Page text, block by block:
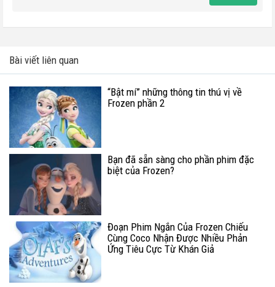
Bài viết liên quan
“Bật mí” những thông tin thú vị về
Frozen phần 2
Bạn đã sẵn sàng cho phần phim đặc
biệt của Frozen?
Đoạn Phim Ngắn Của Frozen Chiếu
Cùng Coco Nhận Được Nhiều Phản
Ứng Tiêu Cực Từ Khán Giả